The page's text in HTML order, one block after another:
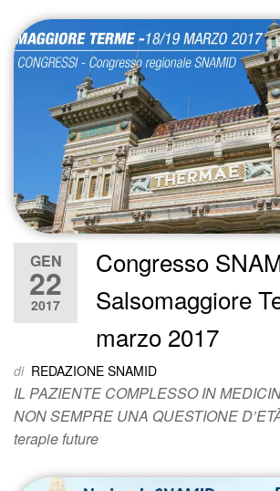
GEN
22
2017
Congresso
Salsomaggiore
marzo 2017
di REDAZIONE SNAMID
IL PAZIENTE COMPLESSO IN
NON SEMPRE UNA QUESTIONE
terapie future